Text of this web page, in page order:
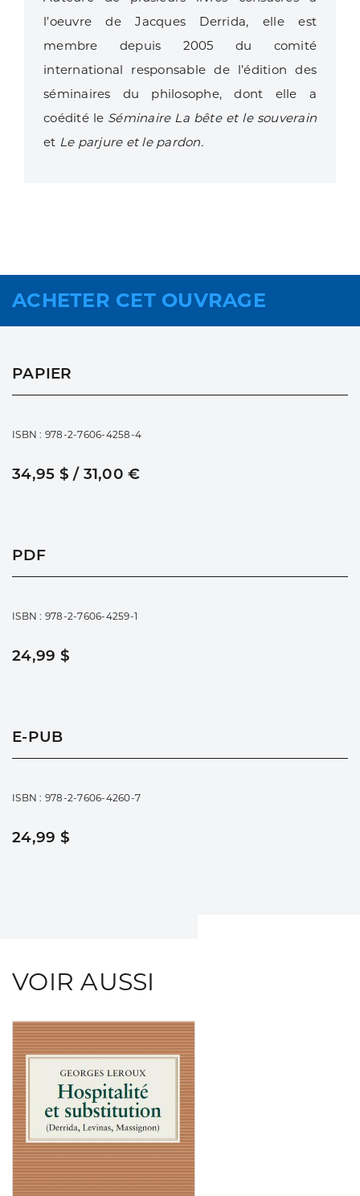
l’oeuvre de Jacques Derrida, elle est
membre depuis 2005 du comité
international responsable de l’édition des
séminaires du philosophe, dont elle a
coédité le Séminaire La bête et le souverain
et Le parjure et le pardon.
ACHETER CET OUVRAGE
PAPIER
ISBN : 978-2-7606-4258-4
34,95 $ / 31,00 €
PDF
ISBN : 978-2-7606-4259-1
24,99 $
E-PUB
ISBN : 978-2-7606-4260-7
24,99 $
VOIR AUSSI